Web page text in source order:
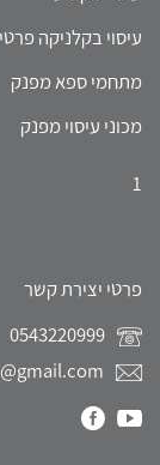
עיסוי בקלניקה
מתחמי ספא מפנק
מכוני עיסוי מפנק
1
פרטי יצירת קשר